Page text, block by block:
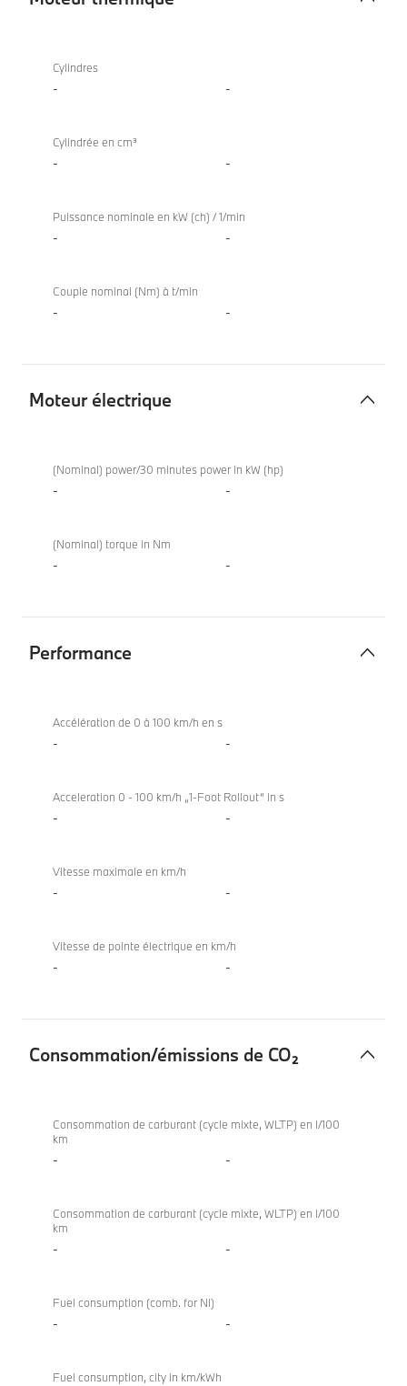
thermique
Coupé
Cylindres
- -
Cylindrée en cm³
- -
Puissance nominale en kW (ch) / 1/min
- -
Couple nominal (Nm) à t/min
- -
Moteur électrique
électrique
Coupé
(Nominal) power/30 minutes power in kW (hp)
- -
(Nominal) torque in Nm
- -
Performance
Coupé
Accélération de 0 à 100 km/h en s
- -
Acceleration 0 - 100 km/h „1-Foot Rollout“ in s
- -
Vitesse maximale en km/h
- -
Vitesse de pointe électrique en km/h
- -
Consommation/émissions de CO₂
émissions
Coupé
Consommation de carburant (cycle mixte, WLTP) en l/100
km
- -
Consommation de carburant (cycle mixte, WLTP) en l/100
km
- -
Fuel consumption (comb. for NI)
- -
Fuel consumption, city in km/kWh